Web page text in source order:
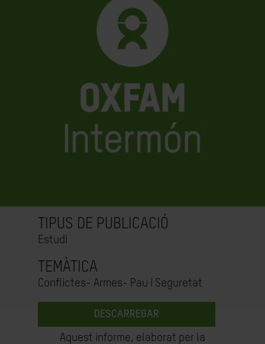
TIPUS DE PUBLICACIÓ
Estudi
TEMÀTICA
Conflictes- Armes- Pau i Seguretat
DESCARREGAR
Aquest informe, elaborat per la